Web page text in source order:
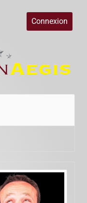
Connexion